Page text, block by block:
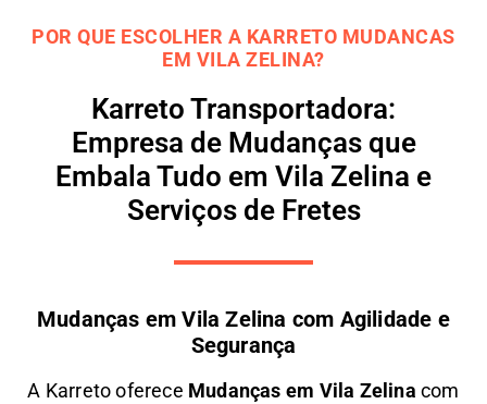
POR QUE ESCOLHER A KARRETO MUDANCAS
EM VILA ZELINA?
Karreto Transportadora:
Empresa de Mudanças que
Embala Tudo em Vila Zelina e
Serviços de Fretes
Mudanças em Vila Zelina com Agilidade e
Segurança
A Karretooferece Mudanças em Vila Zelina com